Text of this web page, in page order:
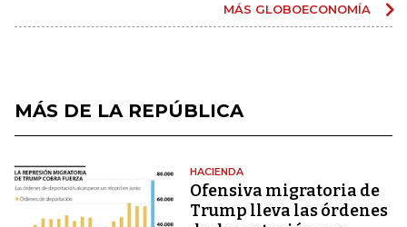
MÁS GLOBOECONOMÍA
MÁS DE LA REPÚBLICA
HACIENDA
Ofensiva migratoria de
Trump lleva las órdenes